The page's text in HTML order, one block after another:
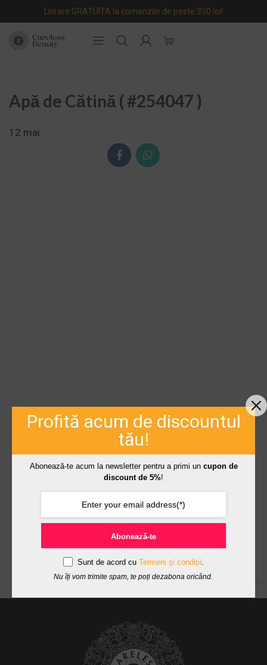
Livrare GRATUITA la comenzile de peste 350 lei!
Apă de Cătină ( #254047 )
12 mai
Profită acum de discountul
tău!
Abonează-te acum la newsletter pentru a primi un cupon de
discount de 5%!
Abonează-te
Sunt de acord cu Termeni și condiții.
Nu îți vom trimite spam, te poți dezabona oricând.